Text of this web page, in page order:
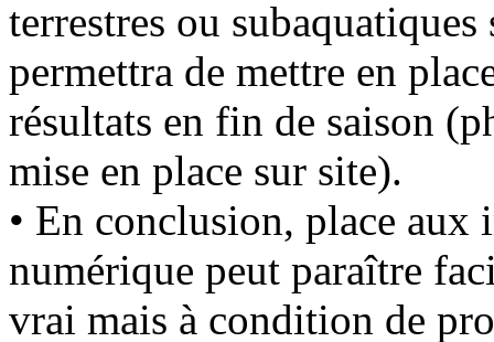
terrestres ou
permettra de mettre en
résultats en fin de saison
mise en place sur site).
• En conclusion, place aux
numérique peut paraître
vrai mais à condition de